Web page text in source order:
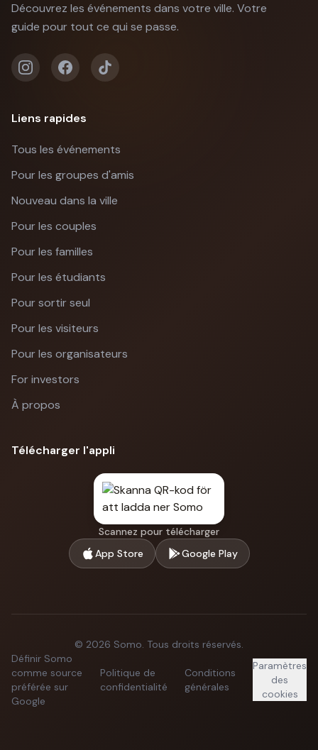
Découvrez les événements dans votre ville. Votre
guide pour tout ce qui se passe.
Liens rapides
Tous les événements
Pour les groupes d'amis
Nouveau dans la ville
Pour les couples
Pour les familles
Pour les étudiants
Pour sortir seul
Pour les visiteurs
Pour les organisateurs
For investors
À propos
Télécharger l'appli
Scannez pour télécharger
App Store
Google Play
© 2026 Somo. Tous droits réservés.
Définir Somo
comme source
préférée sur
Google
Politique de
confidentialité
Conditions
générales
Paramètres
des
cookies